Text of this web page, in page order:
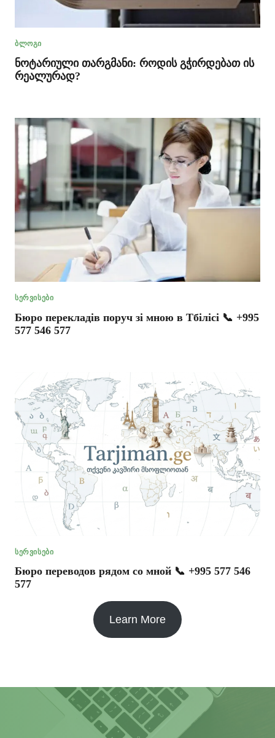
ᲑᲚᲝᲒᲘ
ნოტარიული თარგმანი: როდის გჭირდებათ ის
რეალურად?
ᲡᲔᲠᲕᲘᲡᲔᲑᲘ
Бюро перекладів поруч зі мною в Тбілісі 📞 +995
577 546 577
ᲡᲔᲠᲕᲘᲡᲔᲑᲘ
Бюро переводов рядом со мной 📞 +995 577 546
577
Learn More